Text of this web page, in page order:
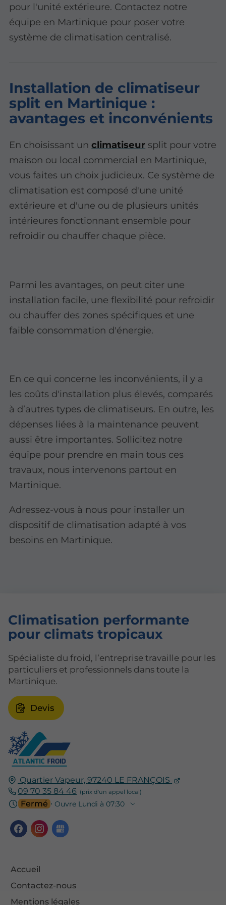
pour l'unité extérieure. Contactez notre
équipe en Martinique pour poser votre
système de climatisation centralisé.
Installation de climatiseur
split en Martinique :
avantages et inconvénients
En choisissant unclimatiseur split pour votre
maison ou local commercial en Martinique,
vous faites un choix judicieux. Ce système de
climatisation est composé d'une unité
extérieure et d'une ou de plusieurs unités
intérieures fonctionnant ensemble pour
refroidir ou chauffer chaque pièce.
Parmi les avantages, on peut citer une
installation facile, une flexibilité pour refroidir
ou chauffer des zones spécifiques et une
faible consommation d'énergie.
En ce qui concerne les inconvénients, il y a
les coûts d'installation plus élevés, comparés
à d’autres types de climatiseurs. En outre, les
dépenses liées à la maintenance peuvent
aussi être importantes. Sollicitez notre
équipe pour prendre en main tous ces
travaux, nous intervenons partout en
Martinique.
Adressez-vous à nous pour installer un
dispositif de climatisation adapté à vos
besoins en Martinique.
Quartier Vapeur,97240 LE FRANÇOIS
09 70 35 84 46
Fermé ⋅ Ouvre Lundi à 07:30
Accueil
Contactez-nous
Mentions légales
Climatisation performante
pour climats tropicaux
Spécialiste du froid, l’entreprise travaille pour les
particuliers et professionnels dans toute la
Martinique.
Devis